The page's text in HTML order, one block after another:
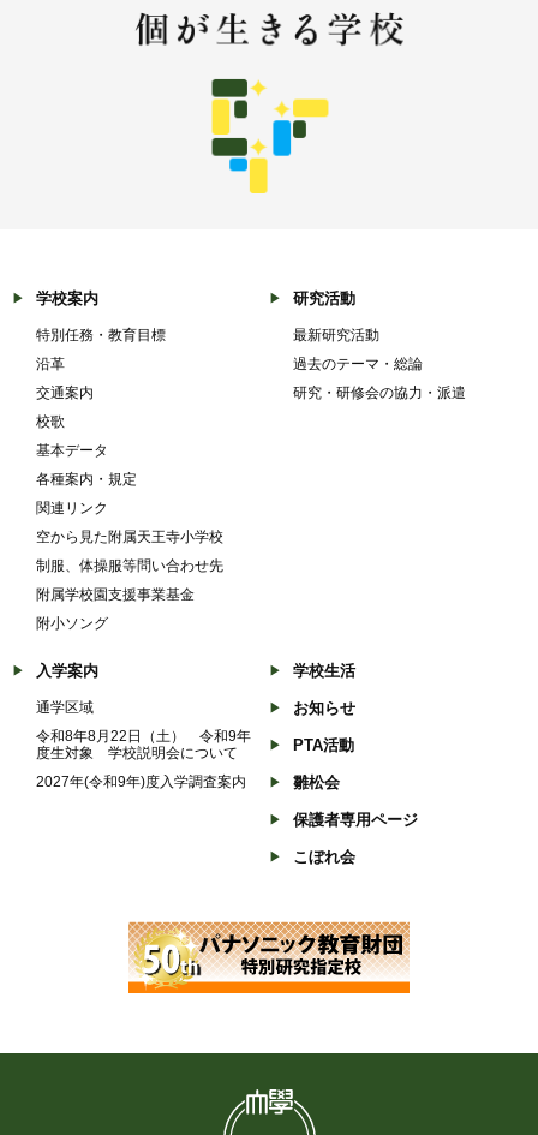
学校案内
特別任務・教育目標
沿革
交通案内
校歌
基本データ
各種案内・規定
関連リンク
空から見た附属天王寺小学校
制服、体操服等問い合わせ先
附属学校園支援事業基金
附小ソング
研究活動
最新研究活動
過去のテーマ・総論
研究・研修会の協力・派遣
入学案内
通学区域
令和8年8月22日（土） 令和9年
度生対象 学校説明会について
2027年(令和9年)度入学調査案内
学校生活
お知らせ
PTA活動
雛松会
保護者専用ページ
こぼれ会